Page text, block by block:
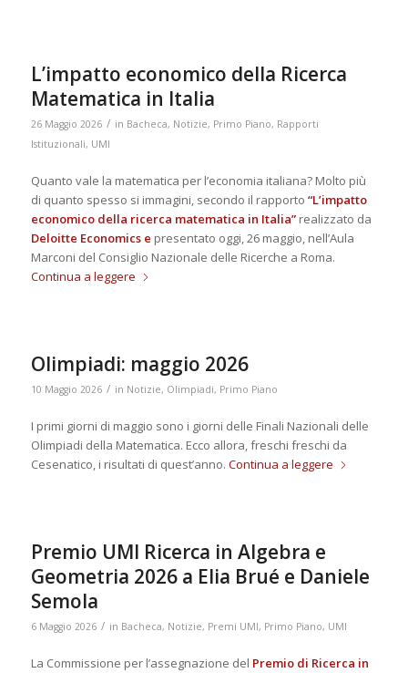
L’impatto economico della Ricerca
Matematica in Italia
26 Maggio 2026 / in Bacheca, Notizie, Primo Piano, Rapporti
Istituzionali, UMI
Quanto vale la matematica per l’economia italiana? Molto più
di quanto spesso si immagini, secondo il rapporto “L’impatto
economico della ricerca matematica in Italia” realizzato da
Deloitte Economics e presentato oggi, 26 maggio, nell’Aula
Marconi del Consiglio Nazionale delle Ricerche a Roma.
Continua a leggere
Olimpiadi: maggio 2026
10 Maggio 2026 / in Notizie, Olimpiadi, Primo Piano
I primi giorni di maggio sono i giorni delle Finali Nazionali delle
Olimpiadi della Matematica. Ecco allora, freschi freschi da
Cesenatico, i risultati di quest’anno. Continua a leggere
Premio UMI Ricerca in Algebra e
Geometria 2026 a Elia Brué e Daniele
Semola
6 Maggio 2026 / in Bacheca, Notizie, Premi UMI, Primo Piano, UMI
La Commissione per l’assegnazione del Premio di Ricerca in